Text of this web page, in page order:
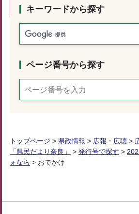
キーワードから探す
ページ番号から探す
トップページ > 県政情報 > 広報・広聴 >
「県民だより奈良」
> 発行号で探す >
ォなら > おでかけ